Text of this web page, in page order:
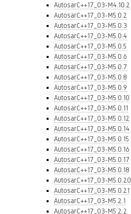
AutosarC++17_03-M4.10.2
AutosarC++17_03-M5.0.2
AutosarC++17_03-M5.0.3
AutosarC++17_03-M5.0.4
AutosarC++17_03-M5.0.5
AutosarC++17_03-M5.0.6
AutosarC++17_03-M5.0.7
AutosarC++17_03-M5.0.8
AutosarC++17_03-M5.0.9
AutosarC++17_03-M5.0.10
AutosarC++17_03-M5.0.11
AutosarC++17_03-M5.0.12
AutosarC++17_03-M5.0.14
AutosarC++17_03-M5.0.15
AutosarC++17_03-M5.0.16
AutosarC++17_03-M5.0.17
AutosarC++17_03-M5.0.18
AutosarC++17_03-M5.0.20
AutosarC++17_03-M5.0.21
AutosarC++17_03-M5.2.1
AutosarC++17_03-M5.2.2